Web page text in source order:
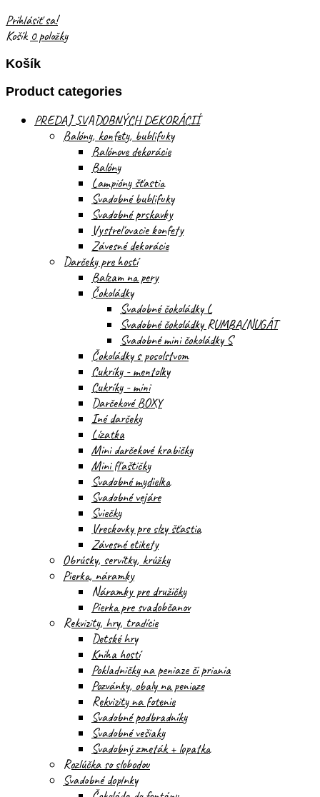
Prihlásiť sa!
Košík 0 položky
Košík
Product categories
PREDAJ SVADOBNÝCH DEKORÁCIÍ
Balóny, konfety, bublifuky
Balónove dekorácie
Balóny
Lampióny šťastia
Svadobné bublifuky
Svadobné prskavky
Vystreľovacie konfety
Závesné dekorácie
Darčeky pre hostí
Balzam na pery
Čokoládky
Svadobné čokoládky L
Svadobné čokoládky RUMBA/NUGÁT
Svadobné mini čokoládky S
Čokoládky s posolstvom
Cukríky - mentolky
Cukríky - mini
Darčekové BOXY
Iné darčeky
Lízatka
Mini darčekové krabičky
Mini fľaštičky
Svadobné mydielka
Svadobné vejáre
Sviečky
Vreckovky pre slzy šťastia
Závesné etikety
Obrúsky, servítky, krúžky
Pierka, náramky
Náramky pre družičky
Pierka pre svadobčanov
Rekvizity, hry, tradície
Detské hry
Kniha hostí
Pokladničky na peniaze či priania
Pozvánky, obaly na peniaze
Rekvizity na fotenie
Svadobné podbradníky
Svadobné vešiaky
Svadobný zmeták + lopatka
Rozlúčka so slobodou
Svadobné doplnky